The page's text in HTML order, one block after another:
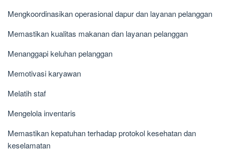
Mengkoordinasikan operasional dapur dan layanan pelanggan
Memastikan kualitas makanan dan layanan pelanggan
Menanggapi keluhan pelanggan
Memotivasi karyawan
Melatih staf
Mengelola inventaris
Memastikan kepatuhan terhadap protokol kesehatan dan
keselamatan